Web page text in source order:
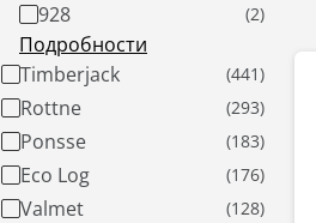
928
Подробности
Timberjack
Rottne
Ponsse
Eco Log
Valmet